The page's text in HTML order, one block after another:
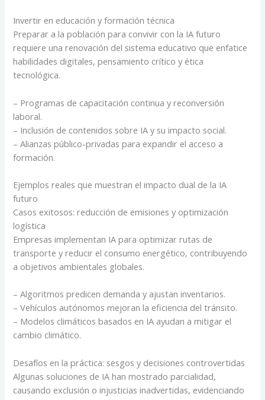
Invertir en educación y formación técnica
Preparar a la población para convivir con la IA futuro
requiere una renovación del sistema educativo que enfatice
habilidades digitales, pensamiento crítico y ética
tecnológica.
– Programas de capacitación continua y reconversión
laboral.
– Inclusión de contenidos sobre IA y su impacto social.
– Alianzas público-privadas para expandir el acceso a
formación.
Ejemplos reales que muestran el impacto dual de la IA
futuro
Casos exitosos: reducción de emisiones y optimización
logística
Empresas implementan IA para optimizar rutas de
transporte y reducir el consumo energético, contribuyendo
a objetivos ambientales globales.
– Algoritmos predicen demanda y ajustan inventarios.
– Vehículos autónomos mejoran la eficiencia del tránsito.
– Modelos climáticos basados en IA ayudan a mitigar el
cambio climático.
Desafíos en la práctica: sesgos y decisiones controvertidas
Algunas soluciones de IA han mostrado parcialidad,
causando exclusión o injusticias inadvertidas, evidenciando